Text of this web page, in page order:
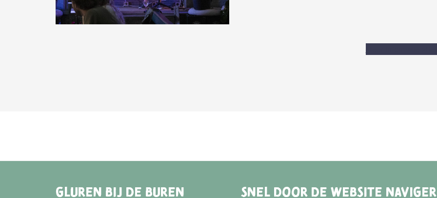
GLUREN BIJ DE BUREN SNEL DOOR DE WEBSITE